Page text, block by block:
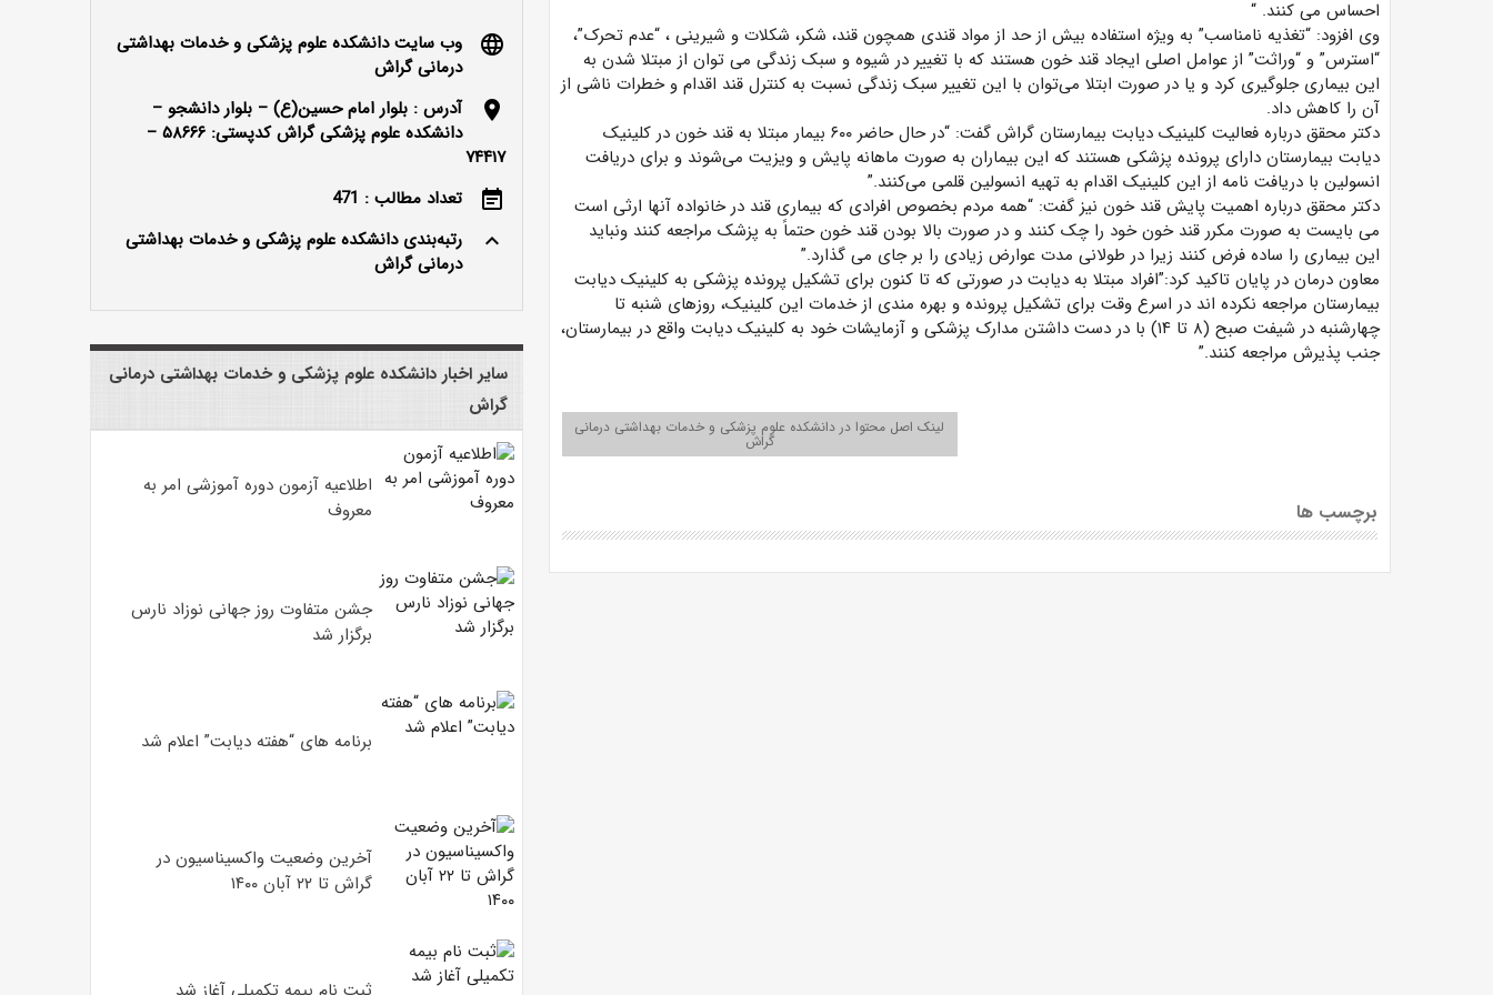
احساس می کنند. “
وی افزود: “تغذیه نامناسب” به ویژه استفاده بیش از حد از مواد قندی همچون قند، شکر، شکلات و شیرینی ، “عدم تحرک”،
“استرس” و “وراثت” از عوامل اصلی ایجاد قند خون هستند که با تغییر در شیوه و سبک زندگی می توان از مبتلا شدن به
این بیماری جلوگیری کرد و یا در صورت ابتلا می‌توان با این تغییر سبک زندگی نسبت به کنترل قند اقدام و خطرات ناشی از
آن را کاهش داد.
دکتر محقق درباره فعالیت کلینیک دیابت بیمارستان گراش گفت: “در حال حاضر ۶۰۰ بیمار مبتلا به قند خون در کلینیک
دیابت بیمارستان دارای پرونده پزشکی هستند که این بیماران به صورت ماهانه پایش و ویزیت می‌شوند و برای دریافت
انسولین با دریافت نامه از این کلینیک اقدام به تهیه انسولین قلمی می‌کنند.”
دکتر محقق درباره اهمیت پایش قند خون نیز گفت: “همه مردم بخصوص افرادی که بیماری قند در خانواده آنها ارثی است
می بایست به صورت مکرر قند خون خود را چک کنند و در صورت بالا بودن قند خون حتماً به پزشک مراجعه کنند ونباید
این بیماری را ساده فرض کنند زیرا در طولانی مدت عوارض زیادی را بر جای می گذارد.”
معاون درمان در پایان تاکید کرد:”افراد مبتلا به دیابت در صورتی که تا کنون برای تشکیل پرونده پزشکی به کلینیک دیابت
بیمارستان مراجعه نکرده اند در اسرع وقت برای تشکیل پرونده و بهره مندی از خدمات این کلینیک، روزهای شنبه تا
چهارشنبه در شیفت صبح (۸ تا ۱۴) با در دست داشتن مدارک پزشکی و آزمایشات خود به کلینیک دیابت واقع در بیمارستان،
جنب پذیرش مراجعه کنند.”
لینک اصل محتوا در دانشکده علوم پزشکی و خدمات بهداشتی درمانی
گراش
برچسب ها
language
وب سایت دانشکده علوم پزشکی و خدمات بهداشتی
درمانی گراش
location_on
آدرس : بلوار امام حسین(ع) – بلوار دانشجو –
دانشکده علوم پزشکی گراش کدپستی: ۵۸۶۶۶ –
۷۴۴۱۷
event_note
تعداد مطالب : 471
keyboard_arrow_up
رتبه‌بندی دانشکده علوم پزشکی و خدمات بهداشتی
درمانی گراش
سایر اخبار دانشکده علوم پزشکی و خدمات بهداشتی درمانی
گراش
اطلاعیه آزمون دوره آموزشی امر به
معروف
جشن متفاوت روز جهانی نوزاد نارس
برگزار شد
برنامه های “هفته دیابت” اعلام شد
آخرین وضعیت واکسیناسیون در
گراش تا ۲۲ آبان ۱۴۰۰